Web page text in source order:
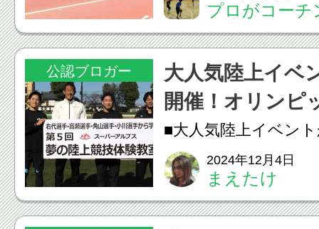
る！「走る」「跳ぶ
く学ぼう。八王子
跳ぶ・遊ぶといった
お子さまの運動能力
プロがコーチ
（セイヴ）陸
っこクラブ
公認ブロガー
大人気陸上イベ
開催！オリンピ
王子に！
■大人気陸上イベン
2024年11月3日（日
の富士森公園陸上競
ピック選手から学ぼ
2024年12月4日
まえたけ